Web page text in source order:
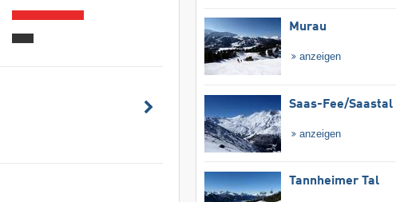
Murau
anzeigen
Saas-Fee/​Saastal
anzeigen
Tannheimer Tal